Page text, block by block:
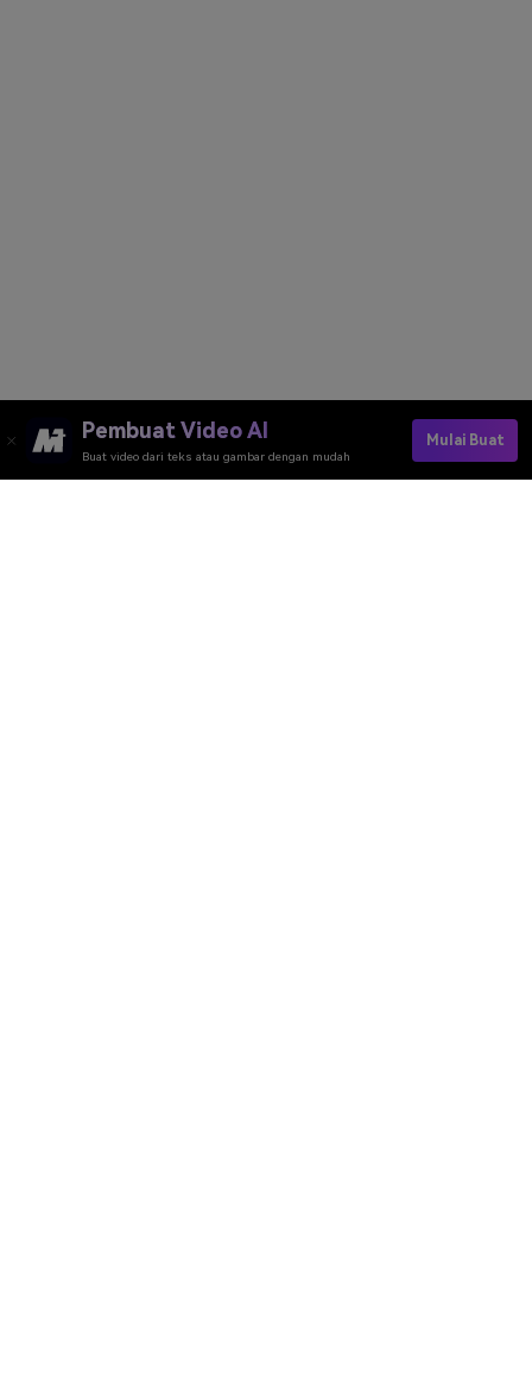
Pembuat Video AI
Buat video dari teks atau gambar dengan mudah
Mulai Buat